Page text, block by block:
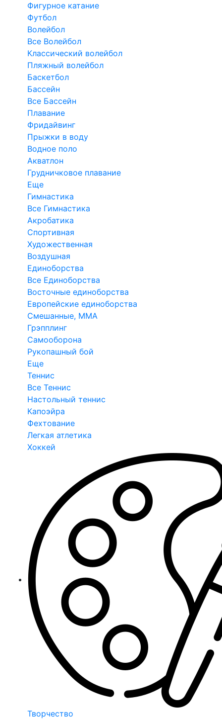
Фигурное катание
Футбол
Волейбол
Все Волейбол
Классический волейбол
Пляжный волейбол
Баскетбол
Бассейн
Все Бассейн
Плавание
Фридайвинг
Прыжки в воду
Водное поло
Акватлон
Грудничковое плавание
Еще
Гимнастика
Все Гимнастика
Акробатика
Спортивная
Художественная
Воздушная
Единоборства
Все Единоборства
Восточные единоборства
Европейские единоборства
Смешанные, ММА
Грэпплинг
Самооборона
Рукопашный бой
Еще
Теннис
Все Теннис
Настольный теннис
Капоэйра
Фехтование
Легкая атлетика
Хоккей
Творчество